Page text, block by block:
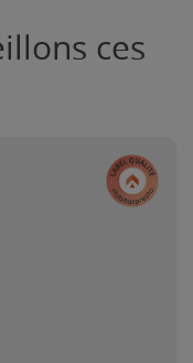
ces